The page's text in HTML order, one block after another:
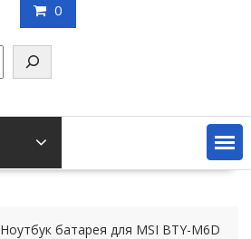
0
Ноутбук батарея для MSI BTY-M6D